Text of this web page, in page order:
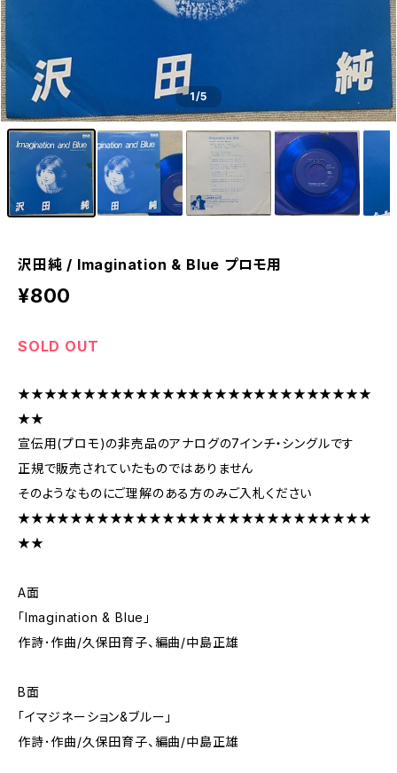
1/5
沢田純 / Imagination & Blue プロモ用
¥800
SOLD OUT
★★★★★★★★★★★★★★★★★★★★★★★★★★★
★★
宣伝用(プロモ)の非売品のアナログの7インチ・シングルです
正規で販売されていたものではありません
そのようなものにご理解のある方のみご入札ください
★★★★★★★★★★★★★★★★★★★★★★★★★★★
★★
A面
「Imagination & Blue」
作詩･作曲/久保田育子、編曲/中島正雄
B面
「イマジネーション&ブルー」
作詩･作曲/久保田育子、編曲/中島正雄